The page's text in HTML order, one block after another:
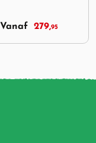
Vanaf 279,95